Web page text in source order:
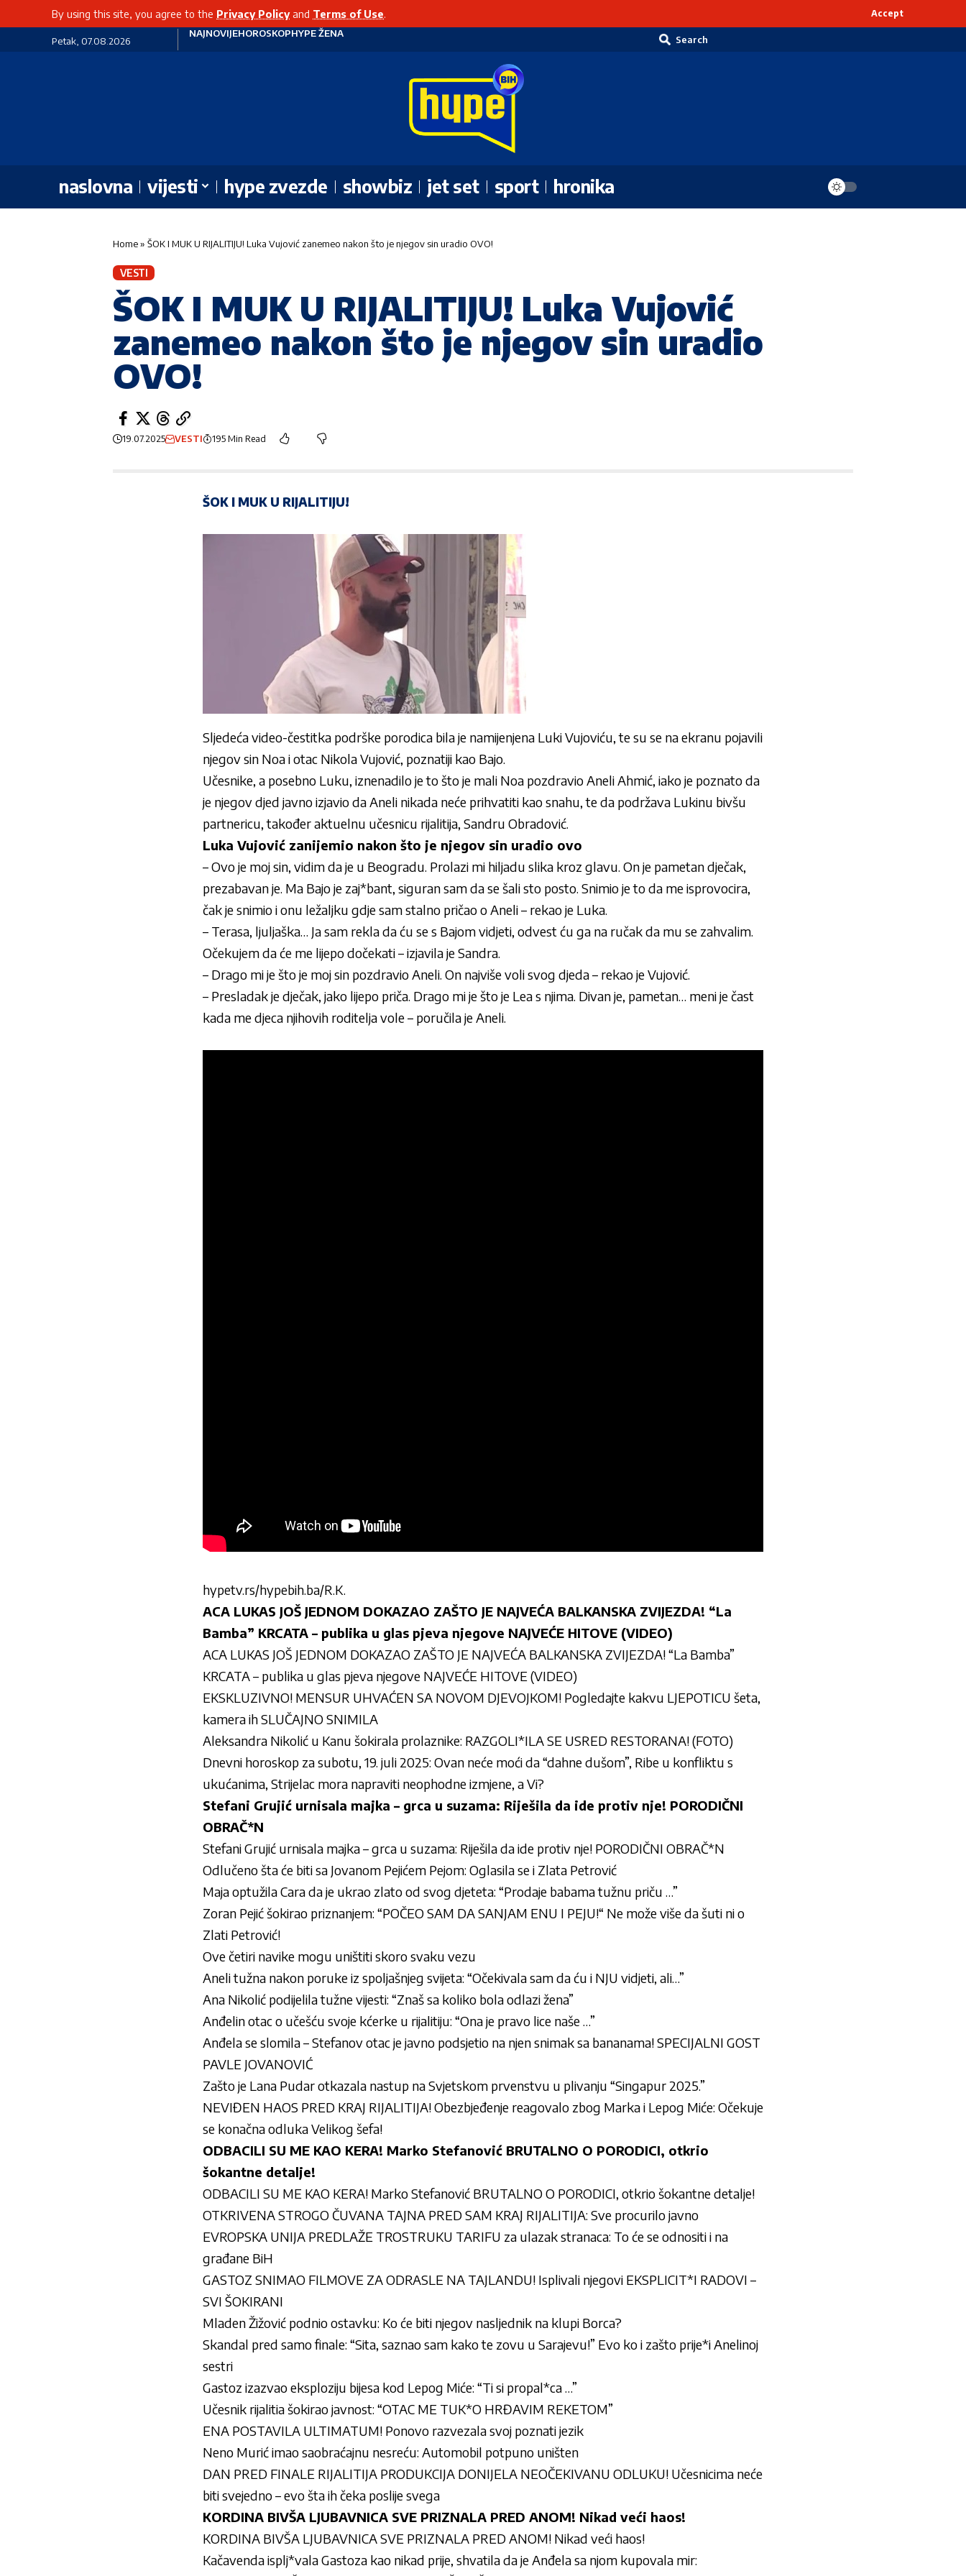
By using this site, you agree to the Privacy Policyand Terms of Use. Accept
Petak, 07.08.2026
NAJNOVIJEHOROSKOPHYPE ŽENA
Search
naslovna vijesti hype zvezde showbiz jet set sport hronika
Home» ŠOK I MUK U RIJALITIJU! Luka Vujović zanemeo nakon što je njegov sin uradio OVO!
VESTI
ŠOK I MUK U RIJALITIJU! Luka Vujović
zanemeo nakon što je njegov sin uradio
OVO!
19.07.2025 VESTI 195 Min Read
ŠOK I MUK U RIJALITIJU!
Sljedeća video-čestitka podrške porodica bila je namijenjena Luki Vujoviću, te su se na ekranu pojavili
njegov sin Noa i otac Nikola Vujović, poznatiji kao Bajo.
Učesnike, a posebno Luku, iznenadilo je to što je mali Noa pozdravio Aneli Ahmić, iako je poznato da
je njegov djed javno izjavio da Aneli nikada neće prihvatiti kao snahu, te da podržava Lukinu bivšu
partnericu, također aktuelnu učesnicu rijalitija, Sandru Obradović.
Luka Vujović zanijemio nakon što je njegov sin uradio ovo
– Ovo je moj sin, vidim da je u Beogradu. Prolazi mi hiljadu slika kroz glavu. On je pametan dječak,
prezabavan je. Ma Bajo je zaj*bant, siguran sam da se šali sto posto. Snimio je to da me isprovocira,
čak je snimio i onu ležaljku gdje sam stalno pričao o Aneli – rekao je Luka.
– Terasa, ljuljaška… Ja sam rekla da ću se s Bajom vidjeti, odvest ću ga na ručak da mu se zahvalim.
Očekujem da će me lijepo dočekati – izjavila je Sandra.
– Drago mi je što je moj sin pozdravio Aneli. On najviše voli svog djeda – rekao je Vujović.
– Presladak je dječak, jako lijepo priča. Drago mi je što je Lea s njima. Divan je, pametan… meni je čast
kada me djeca njihovih roditelja vole – poručila je Aneli.
hypetv.rs/hypebih.ba/R.K.
ACA LUKAS JOŠ JEDNOM DOKAZAO ZAŠTO JE NAJVEĆA BALKANSKA ZVIJEZDA! “La
Bamba” KRCATA – publika u glas pjeva njegove NAJVEĆE HITOVE (VIDEO)
ACA LUKAS JOŠ JEDNOM DOKAZAO ZAŠTO JE NAJVEĆA BALKANSKA ZVIJEZDA! “La Bamba”
KRCATA – publika u glas pjeva njegove NAJVEĆE HITOVE (VIDEO)
EKSKLUZIVNO! MENSUR UHVAĆEN SA NOVOM DJEVOJKOM! Pogledajte kakvu LJEPOTICU šeta,
kamera ih SLUČAJNO SNIMILA
Aleksandra Nikolić u Kanu šokirala prolaznike: RAZGOLI*ILA SE USRED RESTORANA! (FOTO)
Dnevni horoskop za subotu, 19. juli 2025: Ovan neće moći da “dahne dušom”, Ribe u konfliktu s
ukućanima, Strijelac mora napraviti neophodne izmjene, a Vi?
Stefani Grujić urnisala majka – grca u suzama: Riješila da ide protiv nje! PORODIČNI
OBRAČ*N
Stefani Grujić urnisala majka – grca u suzama: Riješila da ide protiv nje! PORODIČNI OBRAČ*N
Odlučeno šta će biti sa Jovanom Pejićem Pejom: Oglasila se i Zlata Petrović
Maja optužila Cara da je ukrao zlato od svog djeteta: “Prodaje babama tužnu priču …”
Zoran Pejić šokirao priznanjem: “POČEO SAM DA SANJAM ENU I PEJU!“ Ne može više da šuti ni o
Zlati Petrović!
Ove četiri navike mogu uništiti skoro svaku vezu
Aneli tužna nakon poruke iz spoljašnjeg svijeta: “Očekivala sam da ću i NJU vidjeti, ali…”
Ana Nikolić podijelila tužne vijesti: “Znaš sa koliko bola odlazi žena”
Anđelin otac o učešću svoje kćerke u rijalitiju: “Ona je pravo lice naše …”
Anđela se slomila – Stefanov otac je javno podsjetio na njen snimak sa bananama! SPECIJALNI GOST
PAVLE JOVANOVIĆ
Zašto je Lana Pudar otkazala nastup na Svjetskom prvenstvu u plivanju “Singapur 2025.”
NEVIĐEN HAOS PRED KRAJ RIJALITIJA! Obezbjeđenje reagovalo zbog Marka i Lepog Miće: Očekuje
se konačna odluka Velikog šefa!
ODBACILI SU ME KAO KERA! Marko Stefanović BRUTALNO O PORODICI, otkrio
šokantne detalje!
ODBACILI SU ME KAO KERA! Marko Stefanović BRUTALNO O PORODICI, otkrio šokantne detalje!
OTKRIVENA STROGO ČUVANA TAJNA PRED SAM KRAJ RIJALITIJA: Sve procurilo javno
EVROPSKA UNIJA PREDLAŽE TROSTRUKU TARIFU za ulazak stranaca: To će se odnositi i na
građane BiH
GASTOZ SNIMAO FILMOVE ZA ODRASLE NA TAJLANDU! Isplivali njegovi EKSPLICIT*I RADOVI –
SVI ŠOKIRANI
Mladen Žižović podnio ostavku: Ko će biti njegov nasljednik na klupi Borca?
Skandal pred samo finale: “Sita, saznao sam kako te zovu u Sarajevu!” Evo ko i zašto prije*i Anelinoj
sestri
Gastoz izazvao eksploziju bijesa kod Lepog Miće: “Ti si propal*ca …”
Učesnik rijalitia šokirao javnost: “OTAC ME TUK*O HRĐAVIM REKETOM”
ENA POSTAVILA ULTIMATUM! Ponovo razvezala svoj poznati jezik
Neno Murić imao saobraćajnu nesreću: Automobil potpuno uništen
DAN PRED FINALE RIJALITIJA PRODUKCIJA DONIJELA NEOČEKIVANU ODLUKU! Učesnicima neće
biti svejedno – evo šta ih čeka poslije svega
KORDINA BIVŠA LJUBAVNICA SVE PRIZNALA PRED ANOM! Nikad veći haos!
KORDINA BIVŠA LJUBAVNICA SVE PRIZNALA PRED ANOM! Nikad veći haos!
Kačavenda isplj*vala Gastoza kao nikad prije, shvatila da je Anđela sa njom kupovala mir: